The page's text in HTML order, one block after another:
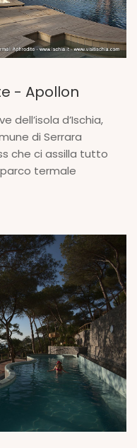
- Apollon
dell’isola d’Ischia,
di Serrara
che ci assilla tutto
termale